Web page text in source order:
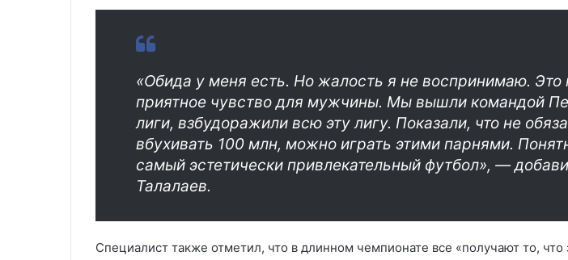
«Обида у меня есть. Но жалость я не воспринимаю. Это
приятное чувство для мужчины. Мы вышли командой
лиги, взбудоражили всю эту лигу. Показали, что не
вбухивать 100 млн, можно играть этими парнями.
самый эстетически привлекательный футбол», —
Талалаев.
Специалист также отметил, что в длинном чемпионате все «получают то, что